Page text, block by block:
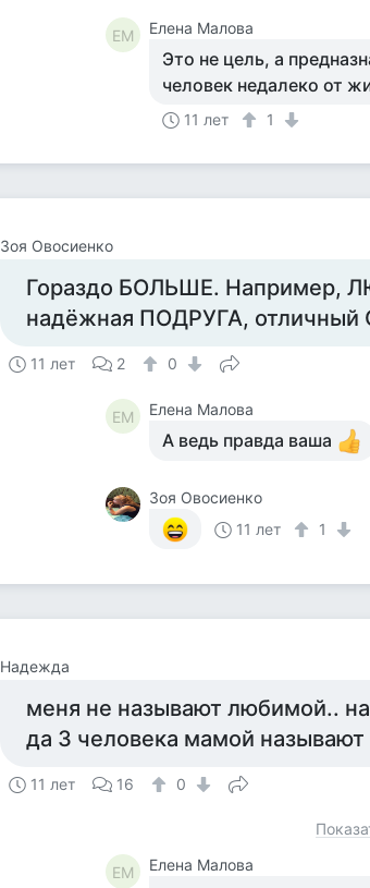
ЕМ Елена Малова
Это не цель, а
человек недалеко от
11 лет 1
Зоя Овосиенко
Гораздо БОЛЬШЕ.
надёжная ПОДРУГА,
11 лет 2 0
ЕМ Елена Малова
А ведь правда ваша
Зоя Овосиенко
11 лет
1
Надежда
меня не называют любимой..
да 3 человека мамой называют
11 лет 16 0
ЕМ Елена Малова